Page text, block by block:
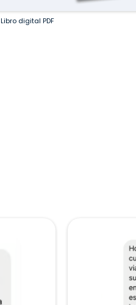
Libro digital PDF